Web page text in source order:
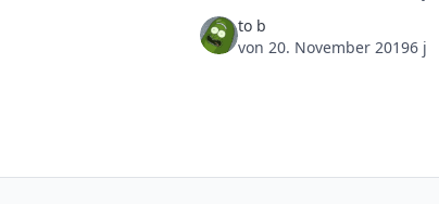
to b
von 20. November 20196 j